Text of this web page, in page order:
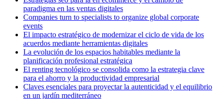
paradigma en las ventas digitales
Companies turn to specialists to organize global corporate
events
El impacto estratégico de modernizar el ciclo de vida de los
acuerdos mediante herramientas digitales
La evolución de los espacios habitables mediante la
planificación profesional estratégica
El renting tecnológico se consolida como la estrategia clave
para el ahorro y la productividad empresarial
Claves esenciales para proyectar la autenticidad y el equilibrio
en un jardín mediterráneo